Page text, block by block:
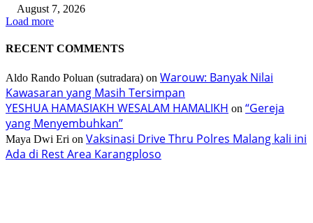
August 7, 2026
Load more
RECENT COMMENTS
Aldo Rando Poluan (sutradara) on Warouw: Banyak Nilai
Kawasaran yang Masih Tersimpan
YESHUA HAMASIAKH WESALAM HAMALIKH on “Gereja
yang Menyembuhkan”
Maya Dwi Eri on Vaksinasi Drive Thru Polres Malang kali ini
Ada di Rest Area Karangploso